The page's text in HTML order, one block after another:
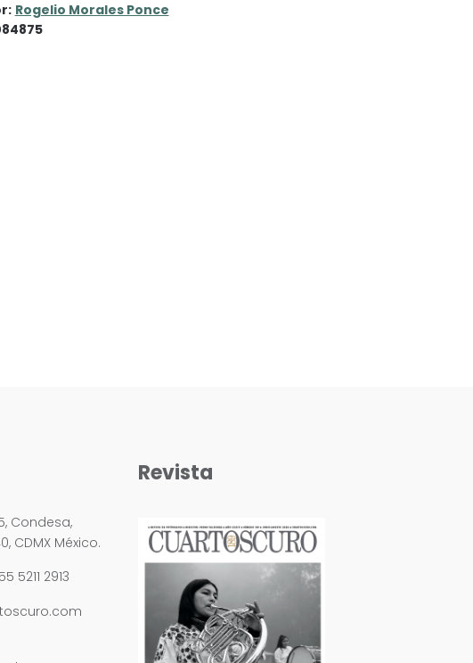
Rogelio Morales Ponce
Condesa,
CDMX México.
55 5211 2913
Revista